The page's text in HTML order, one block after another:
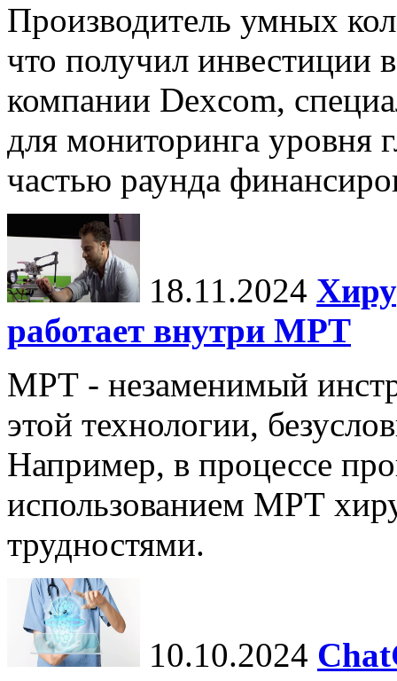
Производитель умных
что получил инвестиции
компании Dexcom,
для мониторинга уровня
частью раунда
18.11.2024
работает внутри МРТ
МРТ - незаменимый
этой технологии,
Например, в процессе
использованием МРТ
трудностями.
10.10.2024